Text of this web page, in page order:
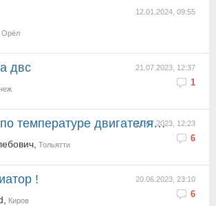
12.01.2024, 09:55
Орёл
21.07.2023, 12:37
1
двс
21.07.2023, 12:23
6
двигателя Лифан х50 ?
Тольятти
20.06.2023, 23:10
6
!
Киров